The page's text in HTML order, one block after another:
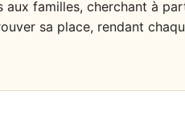
familles, cherchant à
sa place, rendant